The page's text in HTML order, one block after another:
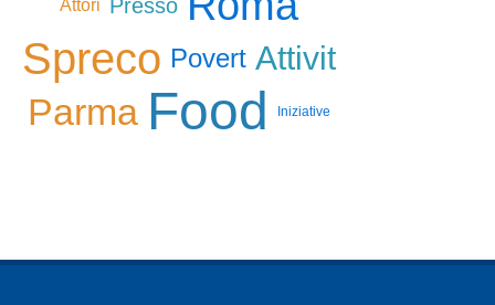
Attori Presso
Spreco Povert Attivit
Parma Food Iniziative